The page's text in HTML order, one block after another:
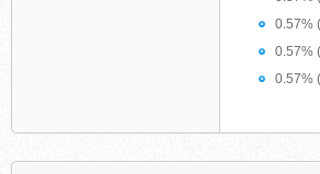
0.57%
0.57%
0.57%